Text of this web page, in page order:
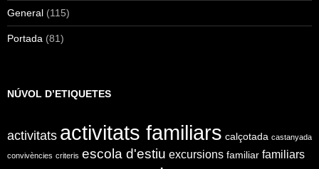
General (115)
Portada (81)
NÚVOL D’ETIQUETES
activitats activitats familiars calçotada castanyada
convivències criteris escola d'estiu excursions familiar familiars